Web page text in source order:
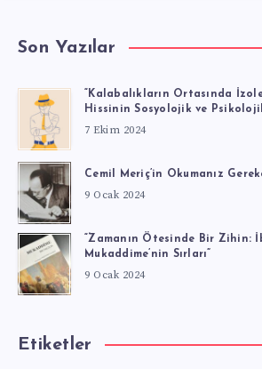
Son Yazılar
“Kalabalıkların Ortasında
Hissinin Sosyolojik ve Psikolojik
7 Ekim 2024
Cemil Meriç’in Okumanız
9 Ocak 2024
“Zamanın Ötesinde Bir Zihin:
Mukaddime’nin Sırları”
9 Ocak 2024
Etiketler